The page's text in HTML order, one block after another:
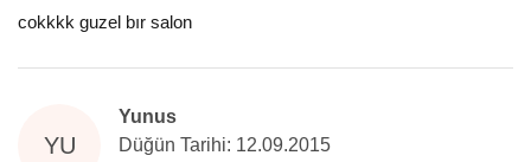
cokkkk guzel bır salon
YU
Yunus
Düğün Tarihi: 12.09.2015